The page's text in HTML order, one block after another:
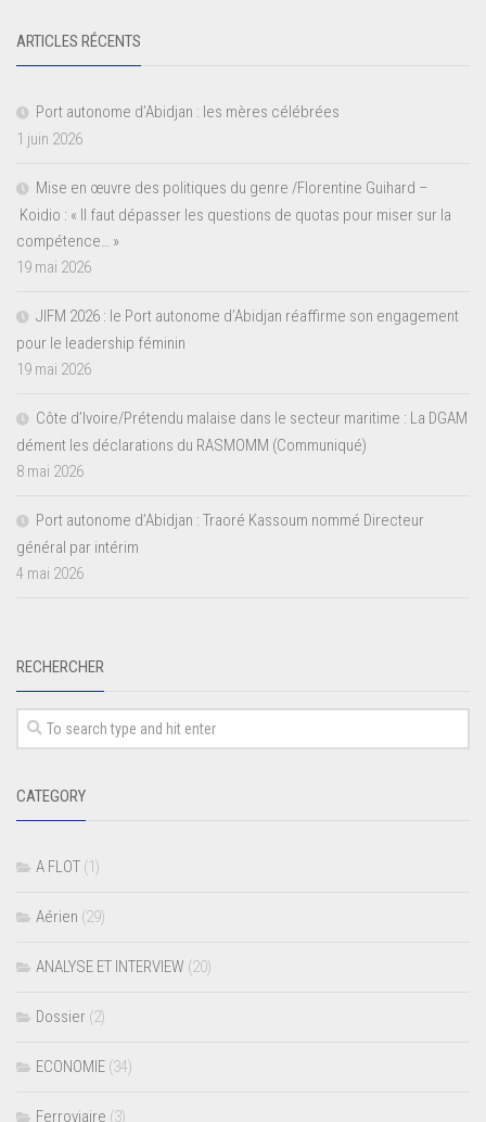
ARTICLES RÉCENTS
Port autonome d’Abidjan : les mères célébrées
1 juin 2026
Mise en œuvre des politiques du genre /Florentine Guihard –
Koidio : « Il faut dépasser les questions de quotas pour miser sur la
compétence… »
19 mai 2026
JIFM 2026 : le Port autonome d’Abidjan réaffirme son engagement
pour le leadership féminin
19 mai 2026
Côte d’Ivoire/Prétendu malaise dans le secteur maritime : La DGAM
dément les déclarations du RASMOMM (Communiqué)
8 mai 2026
Port autonome d’Abidjan : Traoré Kassoum nommé Directeur
général par intérim
4 mai 2026
RECHERCHER
CATEGORY
A FLOT (1)
Aérien (29)
ANALYSE ET INTERVIEW (20)
Dossier (2)
ECONOMIE (34)
Ferroviaire (3)